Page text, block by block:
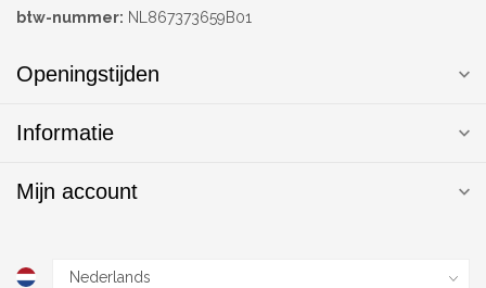
btw-nummer: NL867373659B01
Openingstijden
Informatie
Mijn account